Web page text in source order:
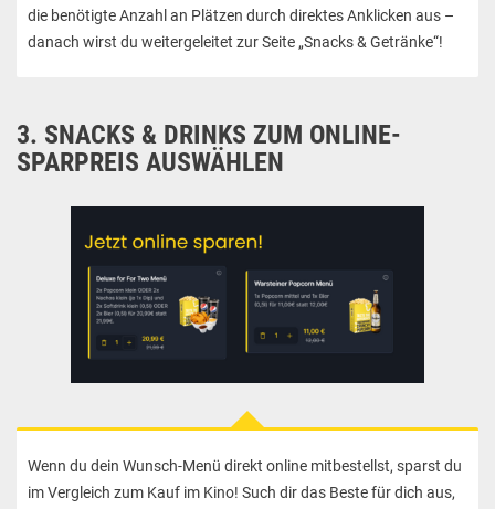
die benötigte Anzahl an Plätzen durch direktes Anklicken aus –
danach wirst du weitergeleitet zur Seite „Snacks & Getränke“!
3. SNACKS & DRINKS ZUM ONLINE-
SPARPREIS AUSWÄHLEN
Wenn du dein Wunsch-Menü direkt online mitbestellst, sparst du
im Vergleich zum Kauf im Kino! Such dir das Beste für dich aus,